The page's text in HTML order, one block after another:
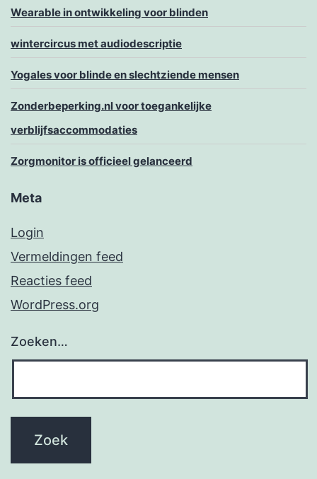
Wearable in ontwikkeling voor blinden
wintercircus met audiodescriptie
Yogales voor blinde en slechtziende mensen
Zonderbeperking.nl voor toegankelijke
verblijfsaccommodaties
Zorgmonitor is officieel gelanceerd
Meta
Login
Vermeldingen feed
Reacties feed
WordPress.org
Zoeken…